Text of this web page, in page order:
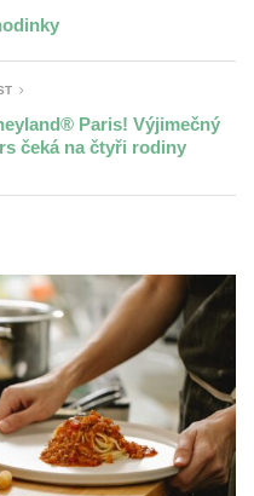
Paris! Výjimečný
čeká na čtyři rodiny